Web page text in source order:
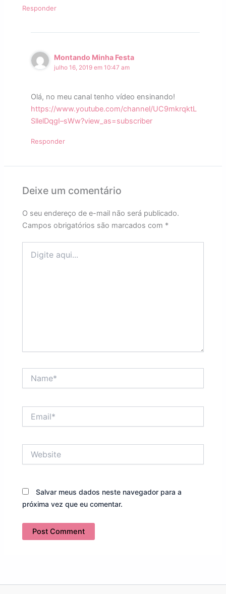
Responder
Montando Minha Festa
julho 16, 2019 em 10:47 am
Olá, no meu canal tenho vídeo ensinando!
https://www.youtube.com/channel/UC9mkrqktL
SllelDqgI–sWw?view_as=subscriber
Responder
Deixe um comentário
O seu endereço de e-mail não será publicado.
Campos obrigatórios são marcados com *
aqui...
Salvar meus dados neste navegador para a
próxima vez que eu comentar.